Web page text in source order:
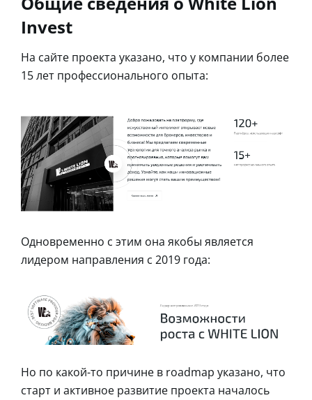
Invest
На сайте проекта указано, что у компании более
15 лет профессионального опыта:
Одновременно с этим она якобы является
лидером направления с 2019 года:
Но по какой-то причине в roadmap указано, что
старт и активное развитие проекта началось